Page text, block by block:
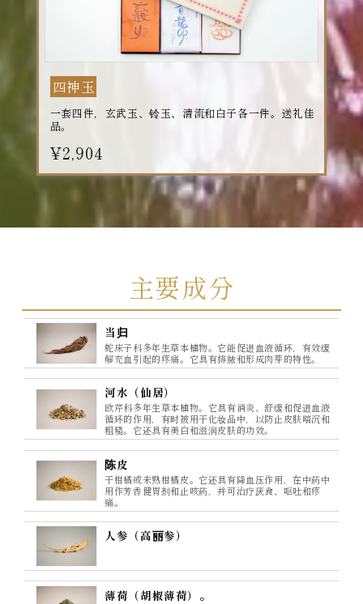
四神玉
一套四件，玄武玉、铃玉、清流和白子各一件。送礼佳
品。
¥2,904
主要成分
当归
蛇床子科多年生草本植物。它能促进血液循环，有效缓
解充血引起的疼痛。它具有排脓和形成肉芽的特性。
河水（仙居）
欧芹科多年生草本植物。它具有消炎、舒缓和促进血液
循环的作用，有时被用于化妆品中，以防止皮肤暗沉和
粗糙。它还具有美白和滋润皮肤的功效。
陈皮
干柑橘或未熟柑橘皮。它还具有降血压作用，在中药中
用作芳香健胃剂和止咳药，并可治疗厌食、呕吐和疼
痛。
人参（高丽参）
薄荷（胡椒薄荷）。